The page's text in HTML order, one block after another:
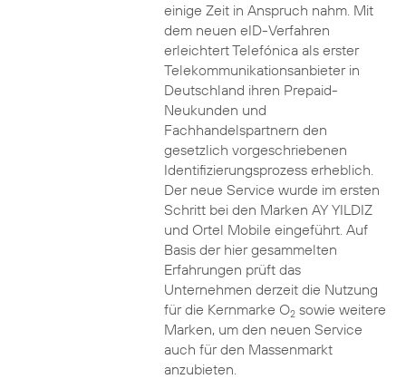
einige Zeit in Anspruch nahm. Mit
dem neuen eID-Verfahren
erleichtert Telefónica als erster
Telekommunikationsanbieter in
Deutschland ihren Prepaid-
Neukunden und
Fachhandelspartnern den
gesetzlich vorgeschriebenen
Identifizierungsprozess erheblich.
Der neue Service wurde im ersten
Schritt bei den Marken AY YILDIZ
und Ortel Mobile eingeführt. Auf
Basis der hier gesammelten
Erfahrungen prüft das
Unternehmen derzeit die Nutzung
für die Kernmarke O2sowie weitere
Marken, um den neuen Service
auch für den Massenmarkt
anzubieten.